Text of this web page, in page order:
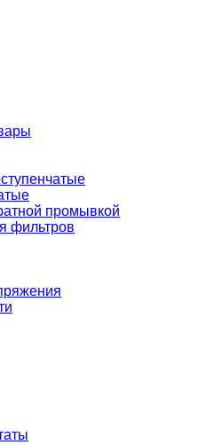
промывкой
фильтров